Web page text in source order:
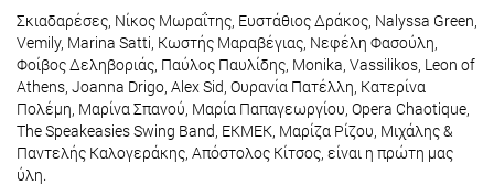
Σκιαδαρέσες, Νίκος Μωραΐτης, Ευστάθιος Δράκος, Nalyssa Green,
Vemily, Marina Satti, Κωστής Μαραβέγιας, Νεφέλη Φασούλη,
Φοίβος Δεληβοριάς, Παύλος Παυλίδης, Monika, Vassilikos, Leon of
Athens, Joanna Drigo, Alex Sid, Ουρανία Πατέλλη, Κατερίνα
Πολέμη, Μαρίνα Σπανού, Μαρία Παπαγεωργίου, Opera Chaotique,
The Speakeasies Swing Band, EKMEK, Μαρίζα Ρίζου, Μιχάλης &
Παντελής Καλογεράκης, Απόστολος Κίτσος, είναι η πρώτη μας
ύλη.